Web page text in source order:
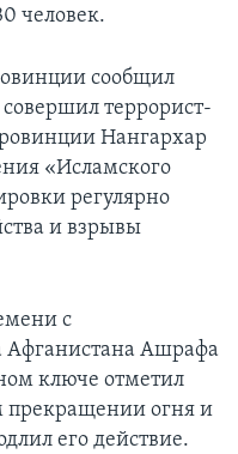
человек.
сообщил
террорист-
Нангархар
«Исламского
регулярно
и взрывы
с
Афганистана Ашрафа
ключе отметил
прекращении огня и
его действие.